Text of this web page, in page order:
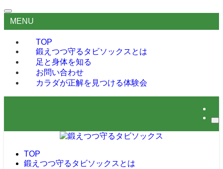
MENU
TOP
鍛えつつ守るタビソックスとは
足と身体を知る
お問い合わせ
カラダが正解を見つける体験会
TOP
鍛えつつ守るタビソックスとは